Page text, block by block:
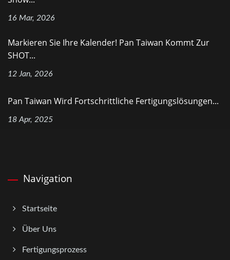
16 Mar, 2026
Markieren Sie Ihre Kalender! Pan Taiwan Kommt Zur
SHOT...
12 Jan, 2026
Pan Taiwan Wird Fortschrittliche Fertigungslösungen...
18 Apr, 2025
Navigation
Startseite
Über Uns
Fertigungsprozess